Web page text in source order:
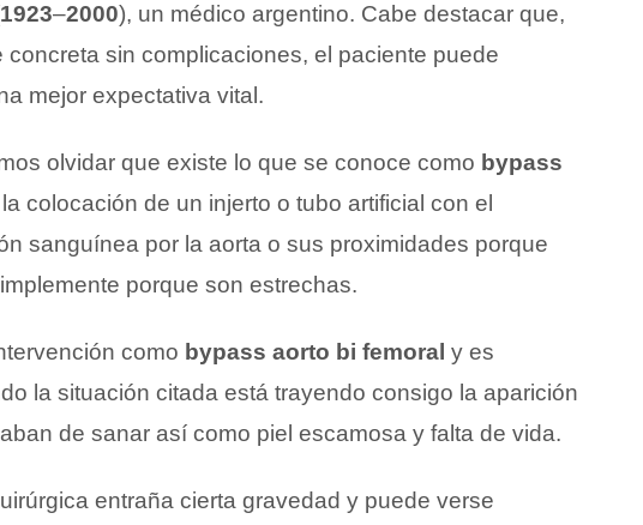
1923–2000), un médico argentino. Cabe destacar que,
sin complicaciones, el paciente puede
mejor expectativa vital.
olvidar que existe lo que se conoce como bypass
colocación de un injerto o tubo artificial con el
sanguínea por la aorta o sus proximidades porque
porque son estrechas.
como bypass aorto bi femoral y es
la situación citada está trayendo consigo la aparición
de sanar así como piel escamosa y falta de vida.
entraña cierta gravedad y puede verse